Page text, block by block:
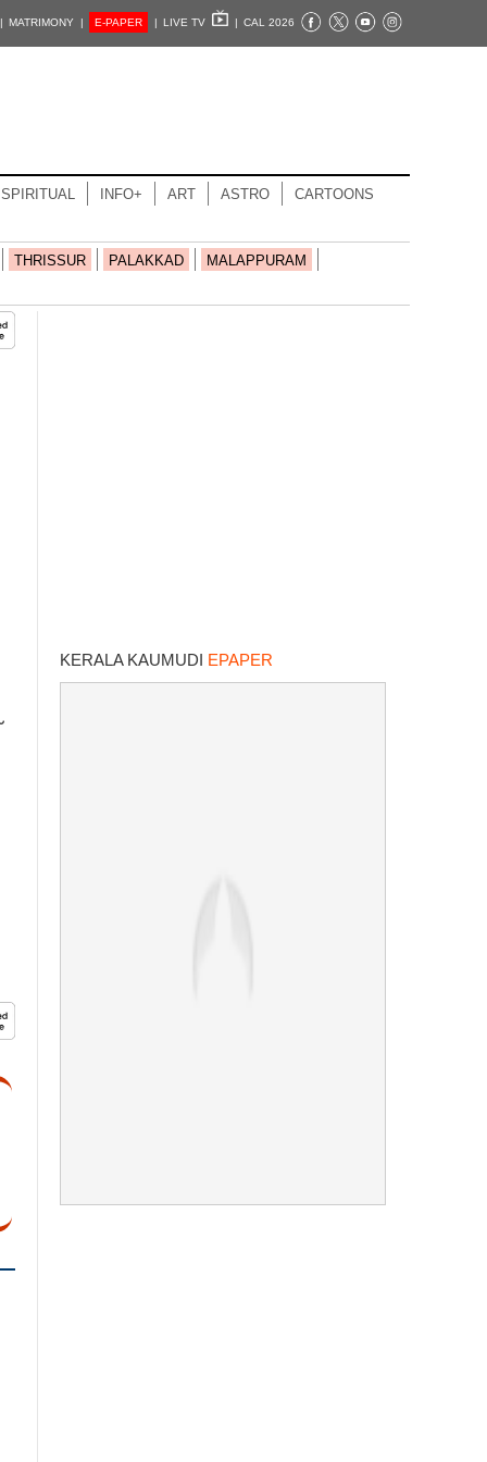
MATRIMONY | E-PAPER | LIVE TV | CAL 2026
SPIRITUAL INFO+ ART ASTRO CARTOONS
THRISSUR PALAKKAD MALAPPURAM
KERALA KAUMUDI EPAPER